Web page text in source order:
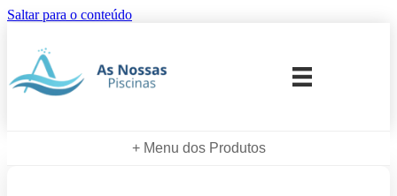
Saltar para o conteúdo
+ Menu dos Produtos